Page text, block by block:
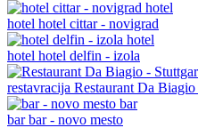
hotel hotel cittar - novigrad
hotel hotel delfin - izola
restavracija Restaurant Da
barbar - novo mesto